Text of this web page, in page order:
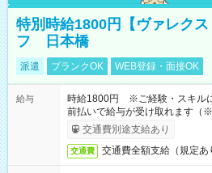
特別時給1800円【ヴァレク
フ 日本橋
派遣 ブランクOK WEB登録・面接OK
給与
時給1800円 ※ご経験・スキル
前払いで給与が受け取れます（※
交通費別途支給あり
交通費 交通費全額支給（規定あ